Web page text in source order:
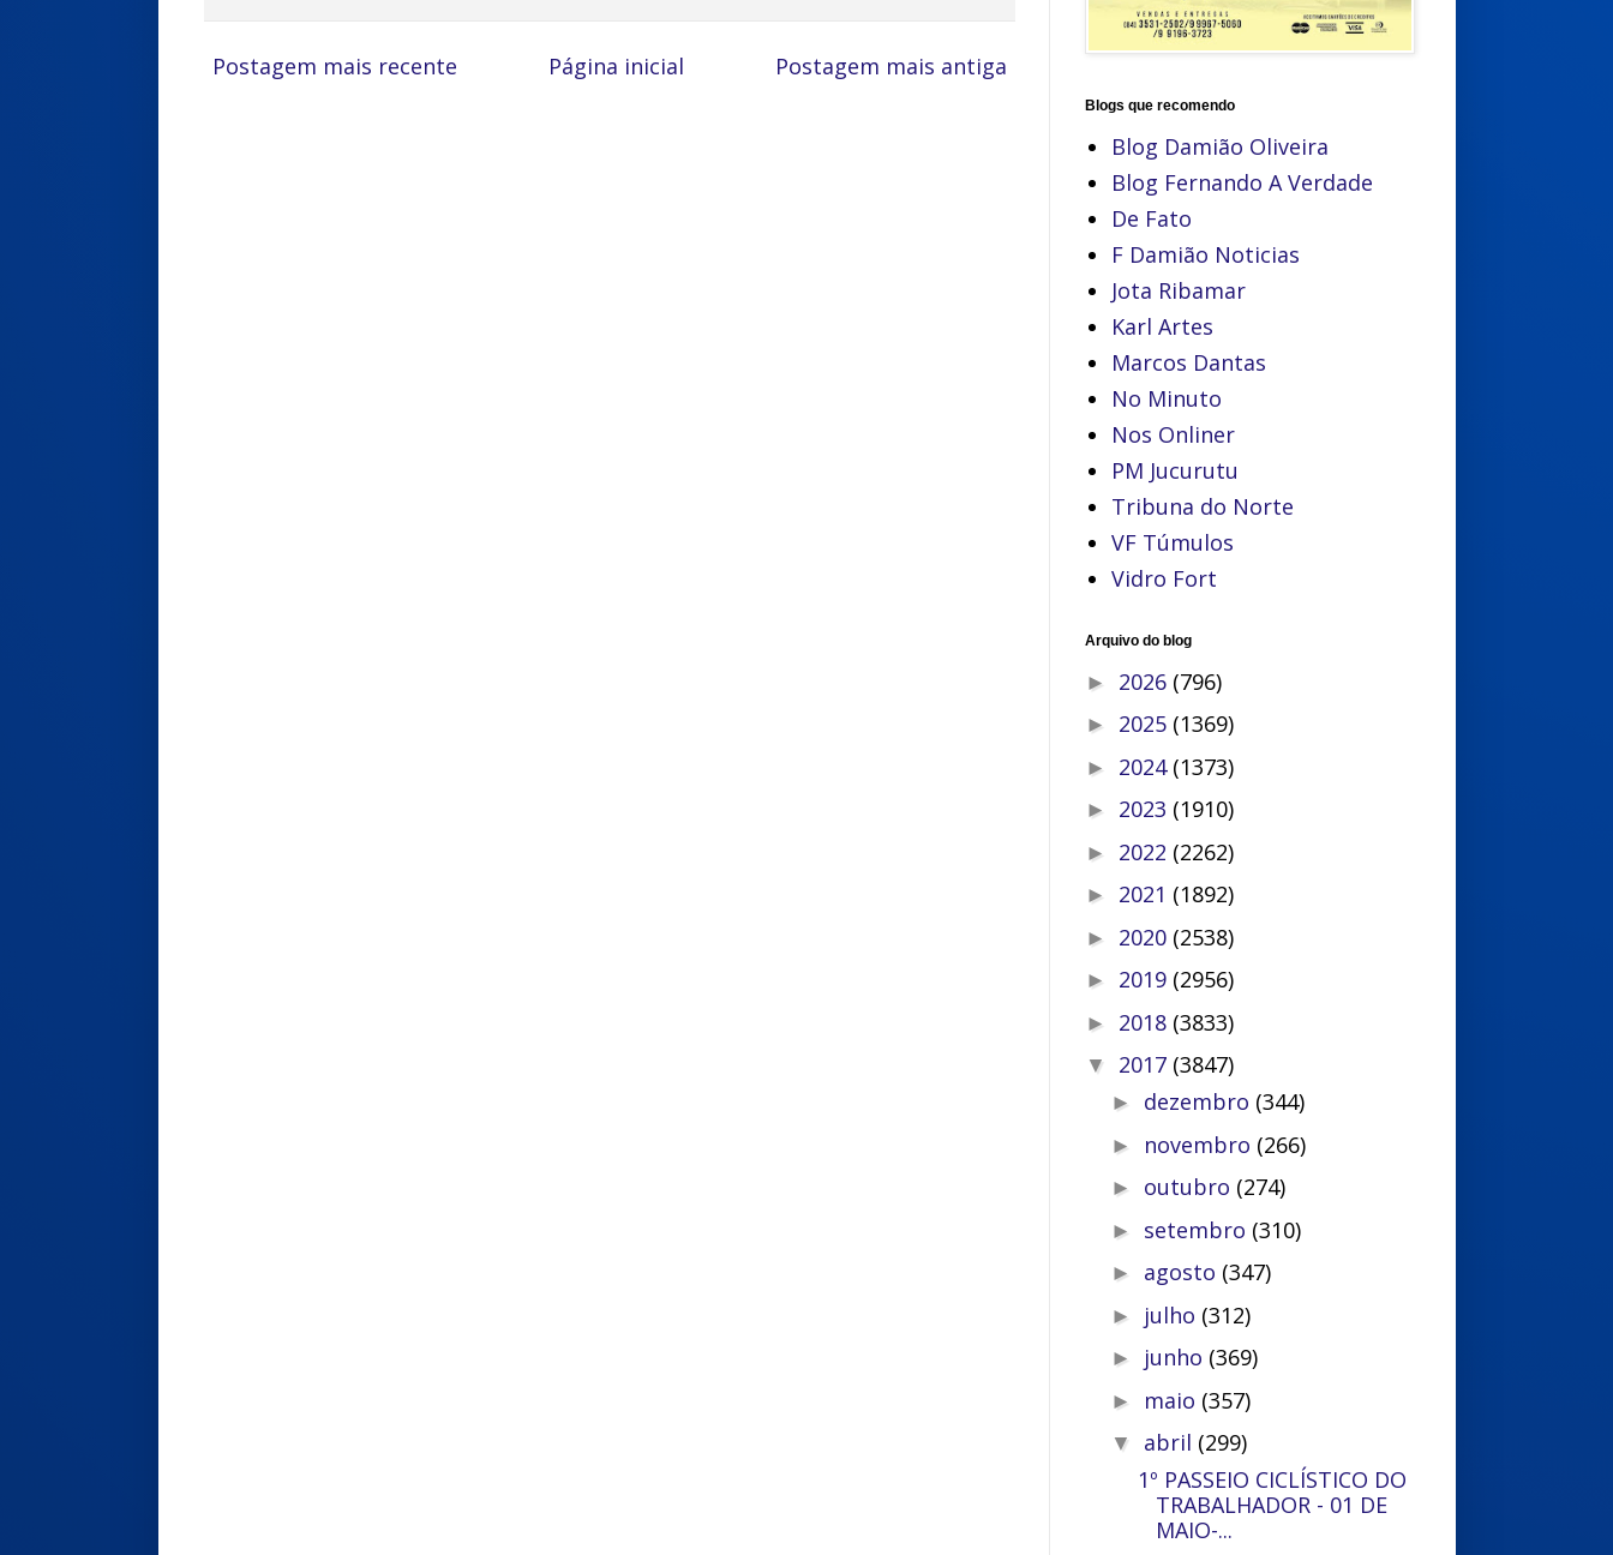
Postagem mais recente Postagem mais antiga
Página inicial
Blogs que recomendo
Blog Damião Oliveira
Blog Fernando A Verdade
De Fato
F Damião Noticias
Jota Ribamar
Karl Artes
Marcos Dantas
No Minuto
Nos Onliner
PM Jucurutu
Tribuna do Norte
VF Túmulos
Vidro Fort
Arquivo do blog
► 2026 (796)
► 2025 (1369)
► 2024 (1373)
► 2023 (1910)
► 2022 (2262)
► 2021 (1892)
► 2020 (2538)
► 2019 (2956)
► 2018 (3833)
▼ 2017 (3847)
► dezembro (344)
► novembro (266)
► outubro (274)
► setembro (310)
► agosto (347)
► julho (312)
► junho (369)
► maio (357)
▼ abril (299)
1º PASSEIO CICLÍSTICO DO
TRABALHADOR - 01 DE
MAIO-...